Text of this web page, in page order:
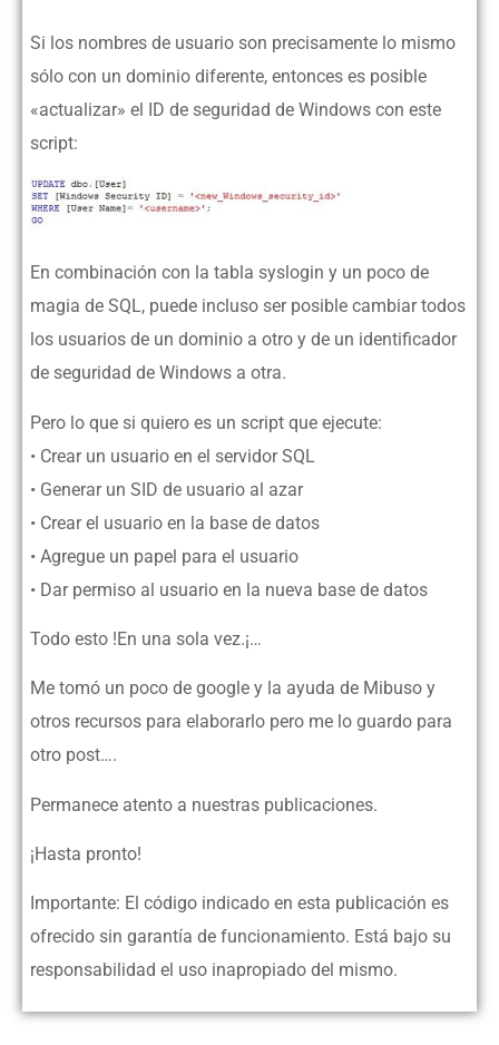
Si los nombres de usuario son precisamente lo mismo
sólo con un dominio diferente, entonces es posible
«actualizar» el ID de seguridad de Windows con este
script:
En combinación con la tabla syslogin y un poco de
magia de SQL, puede incluso ser posible cambiar todos
los usuarios de un dominio a otro y de un identificador
de seguridad de Windows a otra.
Pero lo que si quiero es un script que ejecute:
• Crear un usuario en el servidor SQL
• Generar un SID de usuario al azar
• Crear el usuario en la base de datos
• Agregue un papel para el usuario
• Dar permiso al usuario en la nueva base de datos
Todo esto !En una sola vez.¡…
Me tomó un poco de google y la ayuda de Mibuso y
otros recursos para elaborarlo pero me lo guardo para
otro post….
Permanece atento a nuestras publicaciones.
¡Hasta pronto!
Importante: El código indicado en esta publicación es
ofrecido sin garantía de funcionamiento. Está bajo su
responsabilidad el uso inapropiado del mismo.